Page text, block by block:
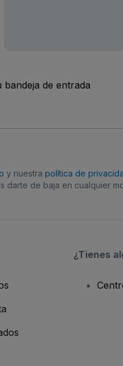
de entrada
y nuestra política de
darte de baja en cualquier
¿Tienes